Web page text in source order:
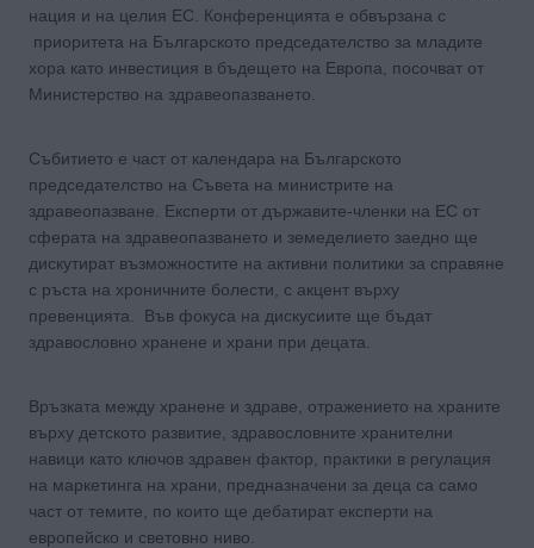
нация и на целия ЕС. Конференцията е обвързана с
приоритета на Българското председателство за младите
хора като инвестиция в бъдещето на Европа, посочват от
Министерство на здравеопазването.
Събитието е част от календара на Българското
председателство на Съвета на министрите на
здравеопазване. Експерти от държавите-членки на ЕС от
сферата на здравеопазването и земеделието заедно ще
дискутират възможностите на активни политики за справяне
с ръста на хроничните болести, с акцент върху
превенцията. Във фокуса на дискусиите ще бъдат
здравословно хранене и храни при децата.
Връзката между хранене и здраве, отражението на храните
върху детското развитие, здравословните хранителни
навици като ключов здравен фактор, практики в регулация
на маркетинга на храни, предназначени за деца са само
част от темите, по които ще дебатират експерти на
европейско и световно ниво.